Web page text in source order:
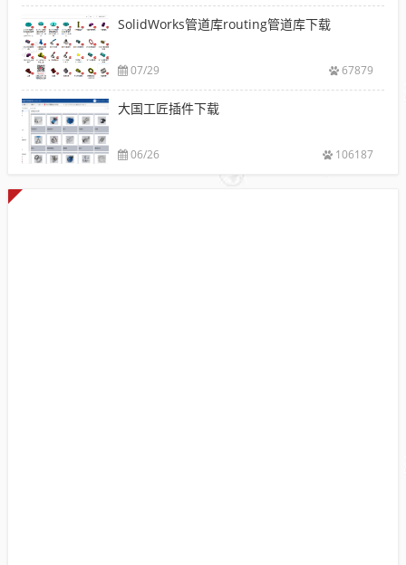
SolidWorks管道库routing管道库下载
07/29 67879
大国工匠插件下载
06/26 106187